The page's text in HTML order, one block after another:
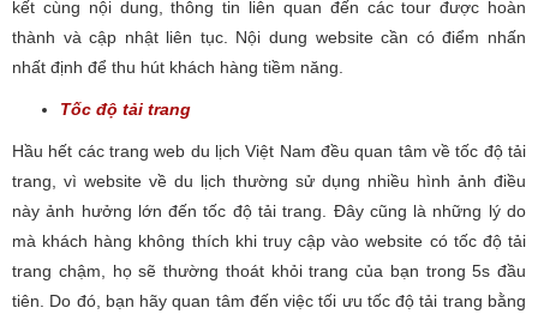
kết cùng nội dung, thông tin liên quan đến các tour được hoàn
thành và cập nhật liên tục. Nội dung website cần có điểm nhấn
nhất định để thu hút khách hàng tiềm năng.
Tốc độ tải trang
Hầu hết các trang web du lịch Việt Nam đều quan tâm về tốc độ tải
trang, vì website về du lịch thường sử dụng nhiều hình ảnh điều
này ảnh hưởng lớn đến tốc độ tải trang. Đây cũng là những lý do
mà khách hàng không thích khi truy cập vào website có tốc độ tải
trang chậm, họ sẽ thường thoát khỏi trang của bạn trong 5s đầu
tiên. Do đó, bạn hãy quan tâm đến việc tối ưu tốc độ tải trang bằng